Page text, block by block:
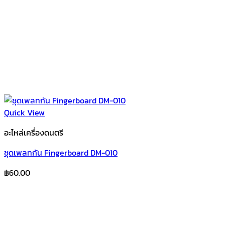
Quick View
อะไหล่เครื่องดนตรี
ชุดเพลทกัน Fingerboard DM-010
฿60.00